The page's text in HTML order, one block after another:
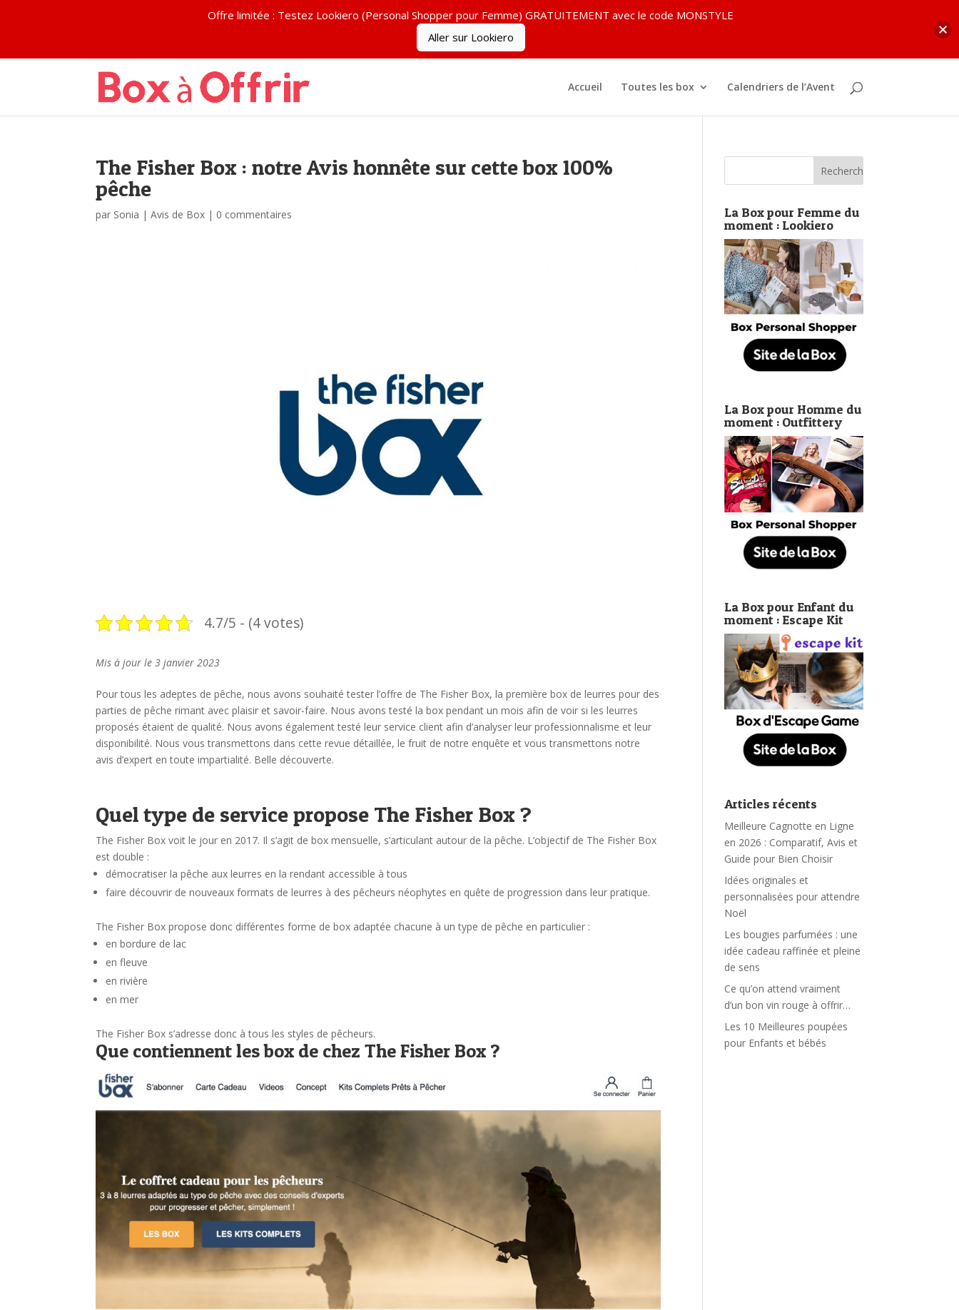
Accueil Toutes les box Calendriers de l’Avent
The Fisher Box : notre Avis honnête sur cette box 100%
pêche
par Sonia |Avis de Box | 0 commentaires
4.7/5 - (4 votes)
Mis à jour le 3 janvier 2023
Pour tous les adeptes de pêche, nous avons souhaité tester l’offre de The Fisher Box, la première box de leurres pour des
parties de pêche rimant avec plaisir et savoir-faire. Nous avons testé la box pendant un mois afin de voir si les leurres
proposés étaient de qualité. Nous avons également testé leur service client afin d’analyser leur professionnalisme et leur
disponibilité. Nous vous transmettons dans cette revue détaillée, le fruit de notre enquête et vous transmettons notre
avis d’expert en toute impartialité. Belle découverte.
Quel type de service propose The Fisher Box ?
The Fisher Box voit le jour en 2017. Il s’agit de box mensuelle, s’articulant autour de la pêche. L’objectif de The Fisher Box
est double :
démocratiser la pêche aux leurres en la rendant accessible à tous
faire découvrir de nouveaux formats de leurres à des pêcheurs néophytes en quête de progression dans leur pratique.
The Fisher Box propose donc différentes forme de box adaptée chacune à un type de pêche en particulier :
en bordure de lac
en fleuve
en rivière
en mer
The Fisher Box s’adresse donc à tous les styles de pêcheurs.
Que contiennent les box de chez The Fisher Box ?
La Box pour Femme du
moment : Lookiero
La Box pour Homme du
moment : Outfittery
La Box pour Enfant du
moment : Escape Kit
Articles récents
Meilleure Cagnotte en Ligne
en 2026 : Comparatif, Avis et
Guide pour Bien Choisir
Idées originales et
personnalisées pour attendre
Noël
Les bougies parfumées : une
idée cadeau raffinée et pleine
de sens
Ce qu’on attend vraiment
d’un bon vin rouge à offrir…
Les 10 Meilleures poupées
pour Enfants et bébés
Offre limitée : Testez Lookiero (Personal Shopper pour Femme) GRATUITEMENT avec le code MONSTYLE
Aller sur Lookiero